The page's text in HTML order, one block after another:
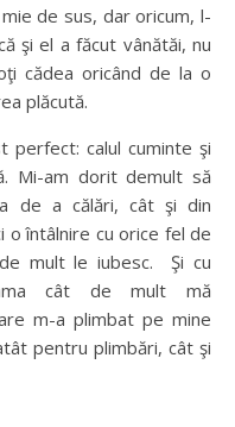
de sus, dar oricum, l-
şi el a făcut vânătăi, nu
cădea oricând de la o
plăcută.
calul cuminte şi
Mi-am dorit demult să
de a călări, cât şi din
o întâlnire cu orice fel de
mult le iubesc. Şi cu
cât de mult mă
m-a plimbat pe mine
pentru plimbări, cât şi